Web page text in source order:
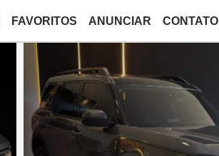
FAVORITOS ANUNCIAR CONTATO